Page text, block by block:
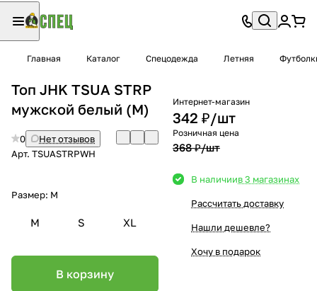
Главная Каталог Спецодежда Летняя
Топ JHK TSUA STRP
мужской белый (M)
0
Нет отзывов
Арт. TSUASTRPWH
Размер: M
M S XL
В корзину
Интернет-магазин
342 ₽/шт
Розничная цена
368 ₽/шт
В наличиив 3 магазинах
Рассчитать доставку
Нашли дешевле?
Хочу в подарок